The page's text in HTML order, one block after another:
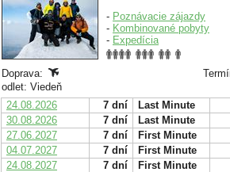
- Poznávacie zájazdy
- Kombinované pobyty
- Expedícia
Doprava:
odlet: Viedeň
24.08.2026
7 dní Last Minute
30.08.2026
7 dní Last Minute
27.06.2027
7 dní First Minute
04.07.2027
7 dní First Minute
24.08.2027
7 dní First Minute